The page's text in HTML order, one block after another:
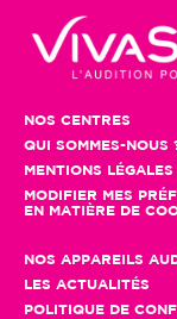
NOS CENTRES
QUI SOMMES-NOUS
MENTIONS LÉGALES
MODIFIER MES
EN MATIÈRE DE
NOS APPAREILS
LES ACTUALITÉS
POLITIQUE DE